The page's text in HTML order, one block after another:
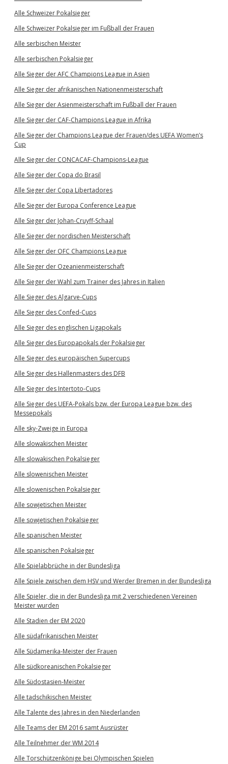
Alle Schweizer Pokalsieger
Alle Schweizer Pokalsieger im Fußball der Frauen
Alle serbischen Meister
Alle serbischen Pokalsieger
Alle Sieger der AFC Champions League in Asien
Alle Sieger der afrikanischen Nationenmeisterschaft
Alle Sieger der Asienmeisterschaft im Fußball der Frauen
Alle Sieger der CAF-Champions League in Afrika
Alle Sieger der Champions League der Frauen/des UEFA Women’s
Cup
Alle Sieger der CONCACAF-Champions-League
Alle Sieger der Copa do Brasil
Alle Sieger der Copa Libertadores
Alle Sieger der Europa Conference League
Alle Sieger der Johan-Cruyff-Schaal
Alle Sieger der nordischen Meisterschaft
Alle Sieger der OFC Champions League
Alle Sieger der Ozeanienmeisterschaft
Alle Sieger der Wahl zum Trainer des Jahres in Italien
Alle Sieger des Algarve-Cups
Alle Sieger des Confed-Cups
Alle Sieger des englischen Ligapokals
Alle Sieger des Europapokals der Pokalsieger
Alle Sieger des europäischen Supercups
Alle Sieger des Hallenmasters des DFB
Alle Sieger des Intertoto-Cups
Alle Sieger des UEFA-Pokals bzw. der Europa League bzw. des
Messepokals
Alle sky-Zweige in Europa
Alle slowakischen Meister
Alle slowakischen Pokalsieger
Alle slowenischen Meister
Alle slowenischen Pokalsieger
Alle sowjetischen Meister
Alle sowjetischen Pokalsieger
Alle spanischen Meister
Alle spanischen Pokalsieger
Alle Spielabbrüche in der Bundesliga
Alle Spiele zwischen dem HSV und Werder Bremen in der Bundesliga
Alle Spieler, die in der Bundesliga mit 2 verschiedenen Vereinen
Meister wurden
Alle Stadien der EM 2020
Alle südafrikanischen Meister
Alle Südamerika-Meister der Frauen
Alle südkoreanischen Pokalsieger
Alle Südostasien-Meister
Alle tadschikischen Meister
Alle Talente des Jahres in den Niederlanden
Alle Teams der EM 2016 samt Ausrüster
Alle Teilnehmer der WM 2014
Alle Torschützenkönige bei Olympischen Spielen